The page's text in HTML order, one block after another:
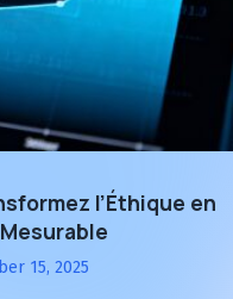
pour
et
l’Éthique en
15, 2025